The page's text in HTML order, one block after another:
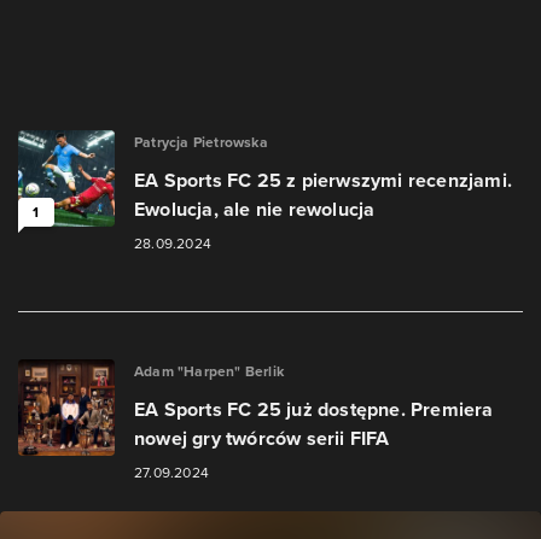
1
Patrycja Pietrowska
EA Sports FC 25 z pierwszymi recenzjami.
Ewolucja, ale nie rewolucja
28.09.2024
Adam "Harpen" Berlik
EA Sports FC 25 już dostępne. Premiera
nowej gry twórców serii FIFA
27.09.2024